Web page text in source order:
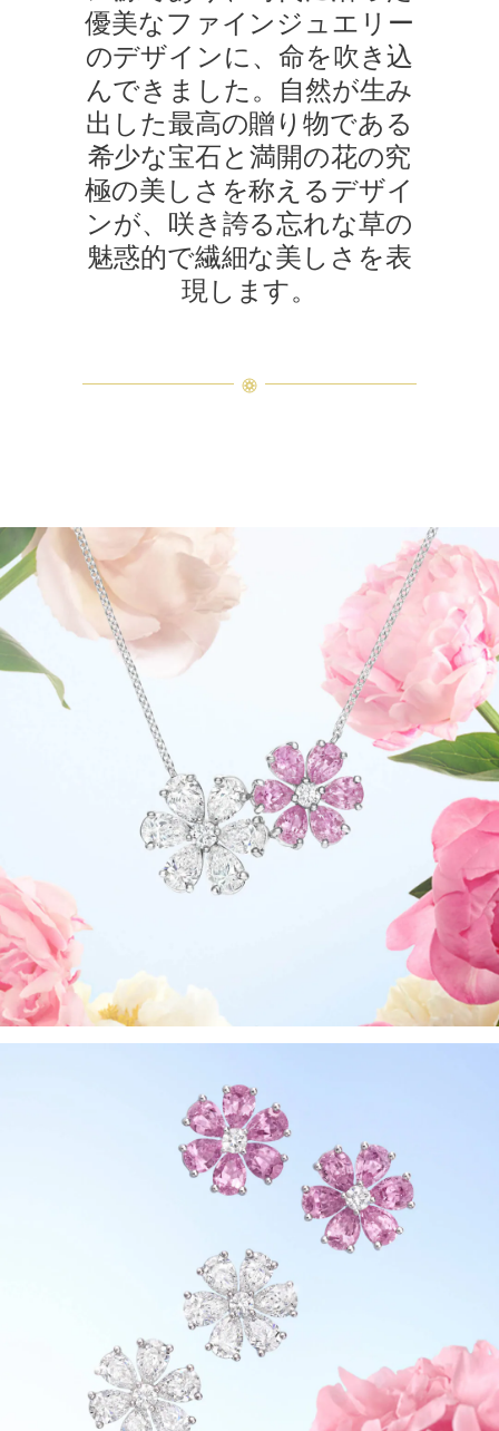
優美なファインジュエリー
のデザインに、命を吹き込
んできました。自然が生み
出した最高の贈り物である
希少な宝石と満開の花の究
極の美しさを称えるデザイ
ンが、咲き誇る忘れな草の
魅惑的で繊細な美しさを表
現します。